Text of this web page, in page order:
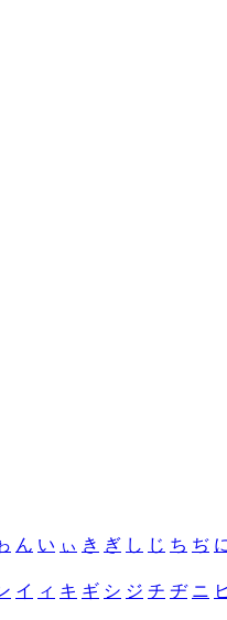
ん い ぃ き ぎ し じ ち ぢ
イ ィ キ ギ シ ジ チ ヂ ニ